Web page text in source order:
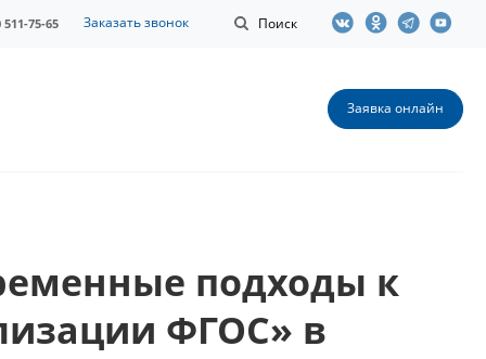
Поиск
511-75-65 Заказать звонок
Заявка онлайн
подходы к
ФГОС» в